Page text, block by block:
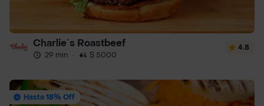
Charlie´s Roastbeef
29 min · $ 5000
4.8
Hasta 18% Off